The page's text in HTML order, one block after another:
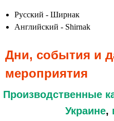
Русский - Ширнак
Английский - Shirnak
Дни, события и
мероприятия
Производственные
Украине,